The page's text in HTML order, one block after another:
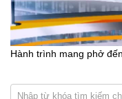
Hành trình mang phở